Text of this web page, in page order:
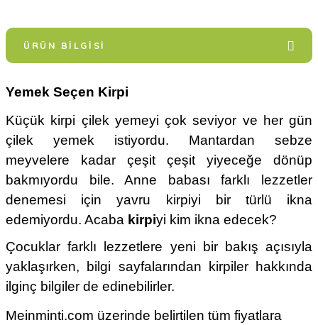
ÜRÜN BILGISI
Yemek Seçen Kirpi
Küçük kirpi çilek yemeyi çok seviyor ve her gün
çilek yemek istiyordu. Mantardan sebze
meyvelere kadar çeşit çeşit yiyeceğe dönüp
bakmıyordu bile. Anne babası farklı lezzetler
denemesi için yavru kirpiyi bir türlü ikna
edemiyordu. Acaba kirpiyi kim ikna edecek?
Çocuklar farklı lezzetlere yeni bir bakış açısıyla
yaklaşırken, bilgi sayfalarından kirpiler hakkında
ilginç bilgiler de edinebilirler.
Meinminti.com üzerinde belirtilen tüm fiyatlara